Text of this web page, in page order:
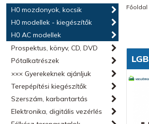
H0 mozdonyok, kocsik
H0 modellek - kiegészítők
H0 AC modellek
Prospektus, könyv, CD, DVD
Pótalkatrészek
××× Gyerekeknek ajánljuk
Terepépítési kiegészítők
Szerszám, karbantartás
Elektronika, digitális vezérlés
Főoldal
LGB